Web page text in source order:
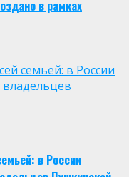
в рамках
семьей: в России
владельцев
в России